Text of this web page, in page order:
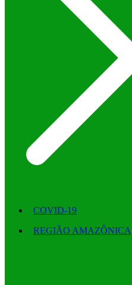
COVID-19
REGIÃO AMAZÔNICA